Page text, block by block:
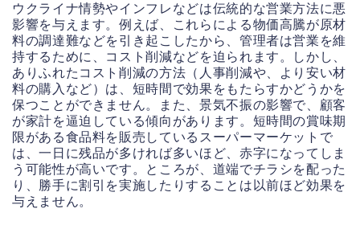
ウクライナ情勢やインフレなどは伝統的な営業方法に悪
影響を与えます。例えば、これらによる物価高騰が原材
料の調達難などを引き起こしたから、管理者は営業を維
持するために、コスト削減などを迫られます。しかし、
ありふれたコスト削減の方法（人事削減や、より安い材
料の購入など）は、短時間で効果をもたらすかどうかを
保つことができません。また、景気不振の影響で、顧客
が家計を逼迫している傾向があります。短時間の賞味期
限がある食品料を販売しているスーパーマーケットで
は、一日に残品が多ければ多いほど、赤字になってしま
う可能性が高いです。ところが、道端でチラシを配った
り、勝手に割引を実施したりすることは以前ほど効果を
与えません。